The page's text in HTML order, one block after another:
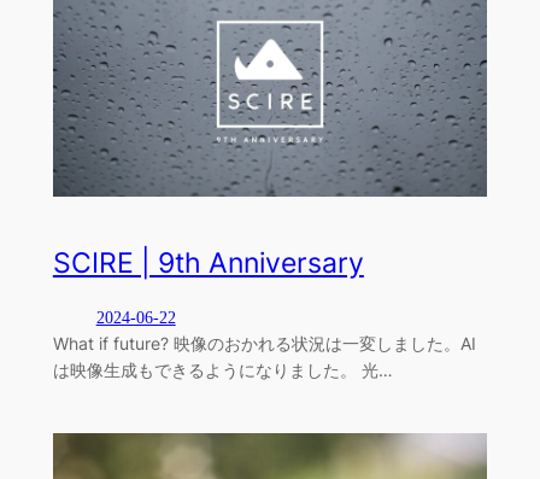
SCIRE | 9th Anniversary
2024-06-22
What if future? 映像のおかれる状況は一変しました。AI
は映像生成もできるようになりました。 光…